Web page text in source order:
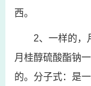
西。
2、一样的，
月桂醇硫酸酯钠
的。分子式：是